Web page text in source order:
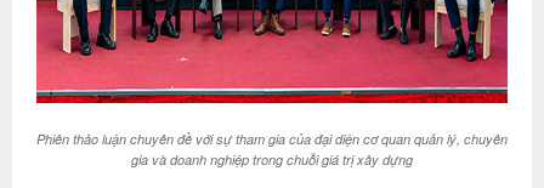
Phiên thảo luận chuyên đề với sự tham gia của đại diện cơ quan quản lý, chuyên
gia và doanh nghiệp trong chuỗi giá trị xây dựng